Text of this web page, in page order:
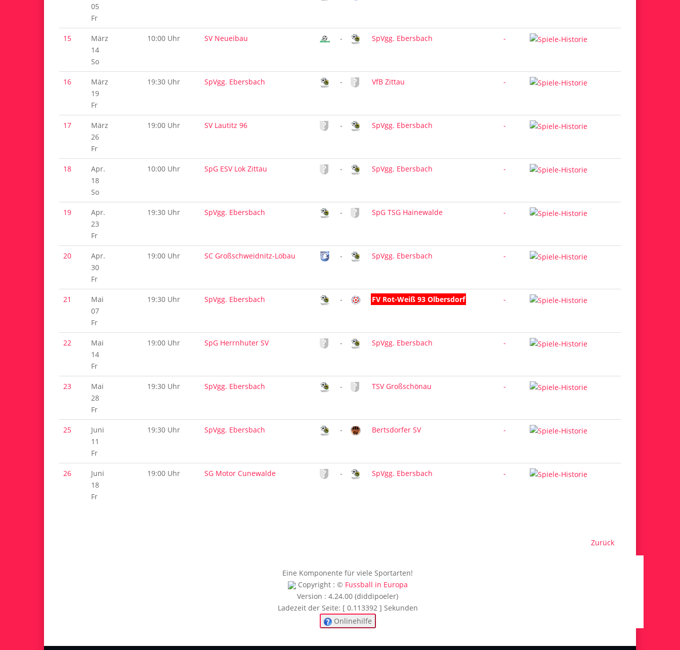
05
Fr
15
März
14
So
10:00 Uhr SV Neueibau - SpVgg. Ebersbach -
16
März
19
Fr
19:30 Uhr SpVgg. Ebersbach - VfB Zittau -
17
März
26
Fr
19:00 Uhr SV Lautitz 96 - SpVgg. Ebersbach -
18
Apr.
18
So
10:00 Uhr SpG ESV Lok Zittau - SpVgg. Ebersbach -
19
Apr.
23
Fr
19:30 Uhr SpVgg. Ebersbach - SpG TSG Hainewalde -
20
Apr.
30
Fr
19:00 Uhr SC Großschweidnitz-Löbau - SpVgg. Ebersbach -
21
Mai
07
Fr
19:30 Uhr SpVgg. Ebersbach - FV Rot-Weiß 93 Olbersdorf -
22
Mai
14
Fr
19:00 Uhr SpG Herrnhuter SV - SpVgg. Ebersbach -
23
Mai
28
Fr
19:30 Uhr SpVgg. Ebersbach - TSV Großschönau -
25
Juni
11
Fr
19:30 Uhr SpVgg. Ebersbach - Bertsdorfer SV -
26
Juni
18
Fr
19:00 Uhr SG Motor Cunewalde - SpVgg. Ebersbach -
Zurück
Eine Komponente für viele Sportarten!
Copyright : © Fussball in Europa
Version : 4.24.00 (diddipoeler)
Ladezeit der Seite: [ 0.113392 ] Sekunden
Onlinehilfe